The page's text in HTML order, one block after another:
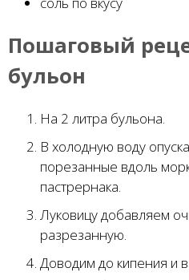
Пошаговый
бульон
На 2 литра бульона.
В холодную воду
порезанные вдоль
пастрернака.
Луковицу добавляем
разрезанную.
Доводим до кипения и